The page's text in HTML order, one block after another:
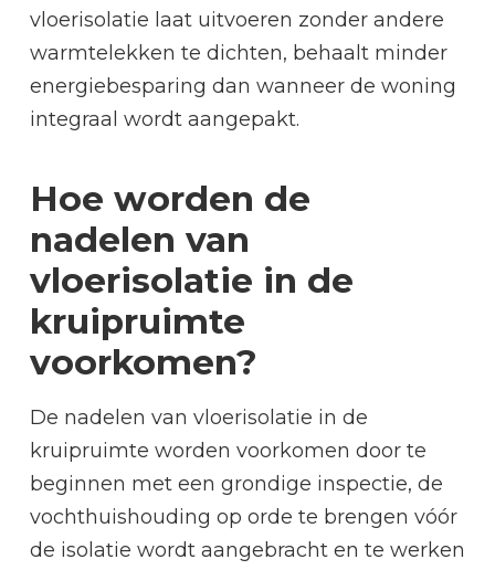
vloerisolatie laat uitvoeren zonder andere
warmtelekken te dichten, behaalt minder
energiebesparing dan wanneer de woning
integraal wordt aangepakt.
Hoe worden de
nadelen van
vloerisolatie in de
kruipruimte
voorkomen?
De nadelen van vloerisolatie in de
kruipruimte worden voorkomen door te
beginnen met een grondige inspectie, de
vochthuishouding op orde te brengen vóór
de isolatie wordt aangebracht en te werken